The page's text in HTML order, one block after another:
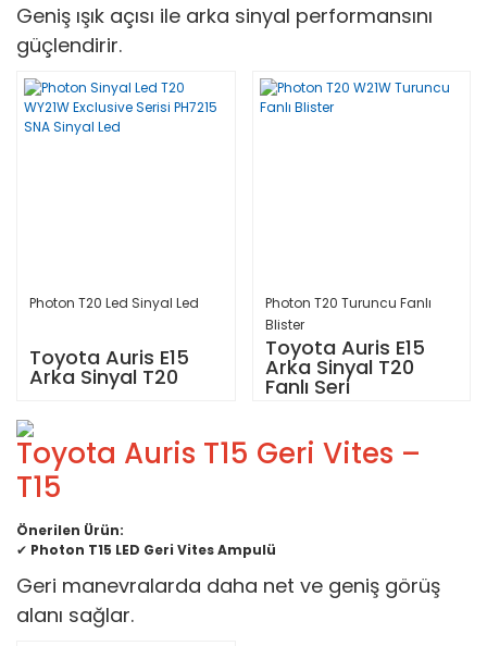
Geniş ışık açısı ile arka sinyal performansını
güçlendirir.
Photon T20 Led Sinyal Led
Toyota Auris E15
Arka Sinyal T20
Photon T20 Turuncu Fanlı
Blister
Toyota Auris E15
Arka Sinyal T20
Fanlı Seri
Toyota Auris T15 Geri Vites –
T15
Önerilen Ürün:
✔ Photon T15 LED Geri Vites Ampulü
Geri manevralarda daha net ve geniş görüş
alanı sağlar.